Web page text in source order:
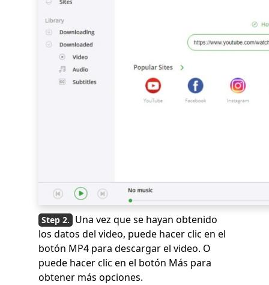
Una vez que se hayan obtenido
los datos del video, puede hacer clic en el
botón MP4 para descargar el video. O
puede hacer clic en el botón Más para
obtener más opciones.